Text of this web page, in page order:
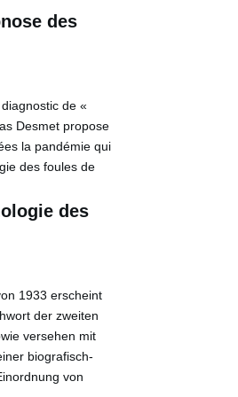
des
de «
Desmet propose
la pandémie qui
des foules de
des
1933 erscheint
der zweiten
versehen mit
biografisch-
von